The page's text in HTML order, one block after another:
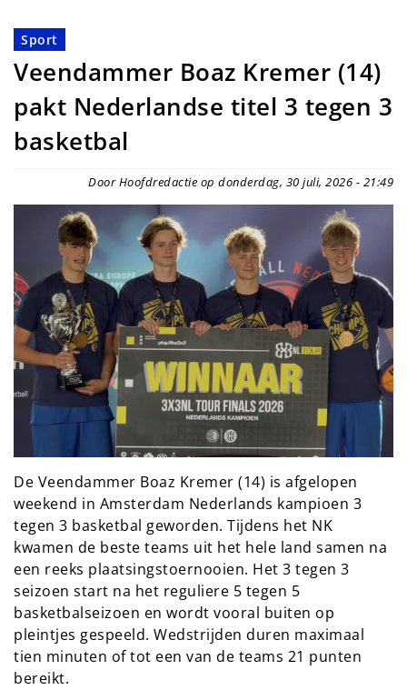
Sport
Veendammer Boaz Kremer (14)
pakt Nederlandse titel 3 tegen 3
basketbal
Door Hoofdredactie op donderdag, 30 juli, 2026 - 21:49
De Veendammer Boaz Kremer (14) is afgelopen
weekend in Amsterdam Nederlands kampioen 3
tegen 3 basketbal geworden. Tijdens het NK
kwamen de beste teams uit het hele land samen na
een reeks plaatsingstoernooien. Het 3 tegen 3
seizoen start na het reguliere 5 tegen 5
basketbalseizoen en wordt vooral buiten op
pleintjes gespeeld. Wedstrijden duren maximaal
tien minuten of tot een van de teams 21 punten
bereikt.